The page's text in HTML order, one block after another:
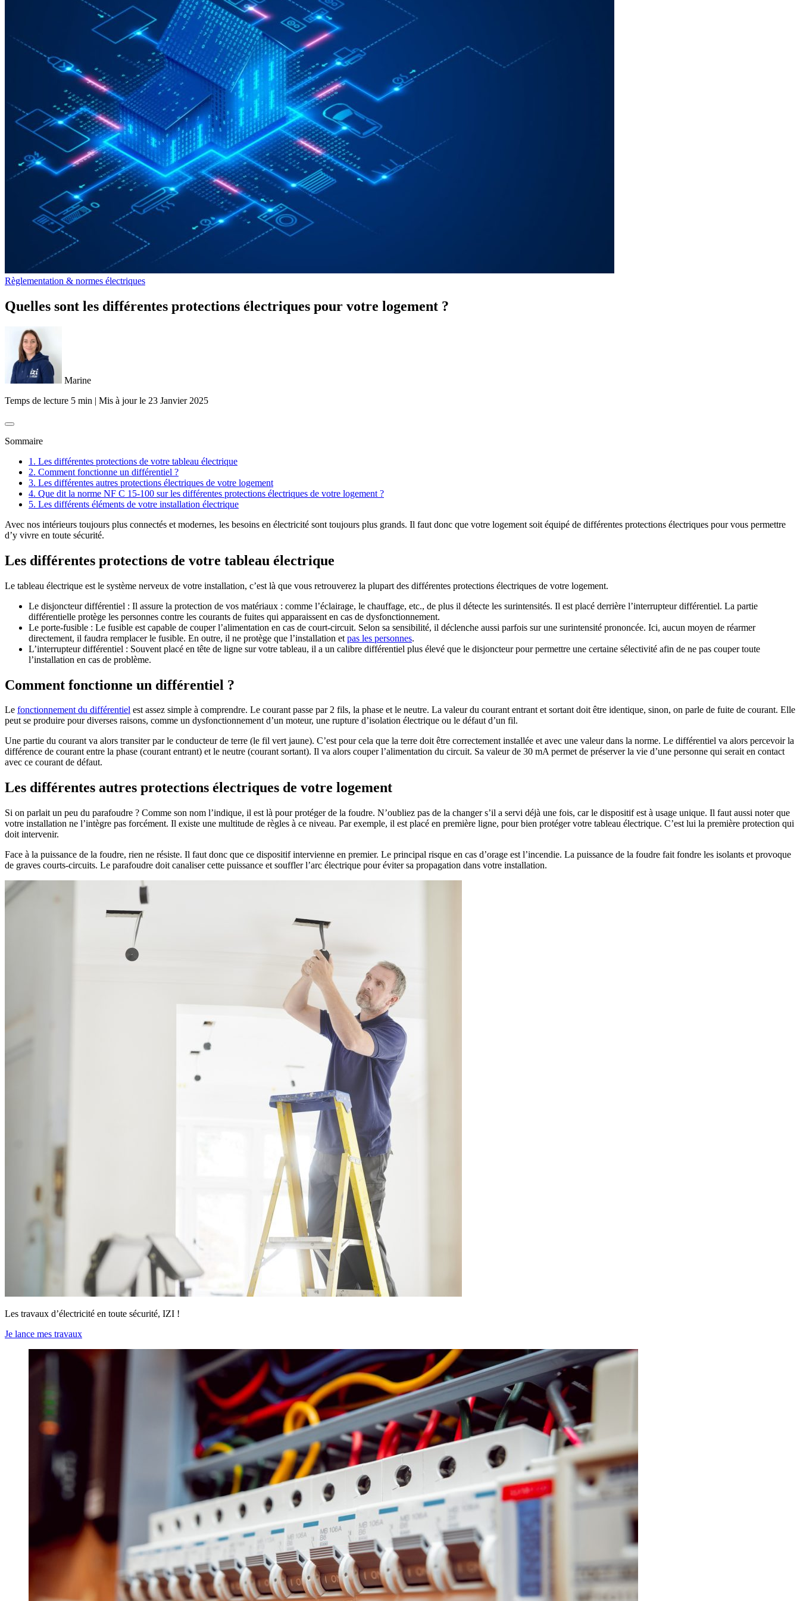
Règlementation & normes électriques
Quelles sont les différentes protections électriques pour votre logement ?
Marine
Temps de lecture 5 min | Mis à jour le 23 Janvier 2025
Sommaire
1. Les différentes protections de votre tableau électrique
2. Comment fonctionne un différentiel ?
3. Les différentes autres protections électriques de votre logement
4. Que dit la norme NF C 15-100 sur les différentes protections électriques de votre logement ?
5. Les différents éléments de votre installation électrique
Avec nos intérieurs toujours plus connectés et modernes, les besoins en électricité sont toujours plus grands. Il faut donc que votre logement soit équipé de différentes protections électriques pour vous permettre
d’y vivre en toute sécurité.
Les différentes protections de votre tableau électrique
Le tableau électrique est le système nerveux de votre installation, c’est là que vous retrouverez la plupart des différentes protections électriques de votre logement.
Le disjoncteur différentiel : Il assure la protection de vos matériaux : comme l’éclairage, le chauffage, etc., de plus il détecte les surintensités. Il est placé derrière l’interrupteur différentiel. La partie
différentielle protège les personnes contre les courants de fuites qui apparaissent en cas de dysfonctionnement.
Le porte-fusible : Le fusible est capable de couper l’alimentation en cas de court-circuit. Selon sa sensibilité, il déclenche aussi parfois sur une surintensité prononcée. Ici, aucun moyen de réarmer
directement, il faudra remplacer le fusible. En outre, il ne protège que l’installation et pas les personnes.
L’interrupteur différentiel : Souvent placé en tête de ligne sur votre tableau, il a un calibre différentiel plus élevé que le disjoncteur pour permettre une certaine sélectivité afin de ne pas couper toute
l’installation en cas de problème.
Comment fonctionne un différentiel ?
Le fonctionnement du différentiel est assez simple à comprendre. Le courant passe par 2 fils, la phase et le neutre. La valeur du courant entrant et sortant doit être identique, sinon, on parle de fuite de courant. Elle
peut se produire pour diverses raisons, comme un dysfonctionnement d’un moteur, une rupture d’isolation électrique ou le défaut d’un fil.
Une partie du courant va alors transiter par le conducteur de terre (le fil vert jaune). C’est pour cela que la terre doit être correctement installée et avec une valeur dans la norme. Le différentiel va alors percevoir la
différence de courant entre la phase (courant entrant) et le neutre (courant sortant). Il va alors couper l’alimentation du circuit. Sa valeur de 30 mA permet de préserver la vie d’une personne qui serait en contact
avec ce courant de défaut.
Les différentes autres protections électriques de votre logement
Si on parlait un peu du parafoudre ? Comme son nom l’indique, il est là pour protéger de la foudre. N’oubliez pas de la changer s’il a servi déjà une fois, car le dispositif est à usage unique. Il faut aussi noter que
votre installation ne l’intègre pas forcément. Il existe une multitude de règles à ce niveau. Par exemple, il est placé en première ligne, pour bien protéger votre tableau électrique. C’est lui la première protection qui
doit intervenir.
Face à la puissance de la foudre, rien ne résiste. Il faut donc que ce dispositif intervienne en premier. Le principal risque en cas d’orage est l’incendie. La puissance de la foudre fait fondre les isolants et provoque
de graves courts-circuits. Le parafoudre doit canaliser cette puissance et souffler l’arc électrique pour éviter sa propagation dans votre installation.
Les travaux d’électricité en toute sécurité, IZI !
Je lance mes travaux